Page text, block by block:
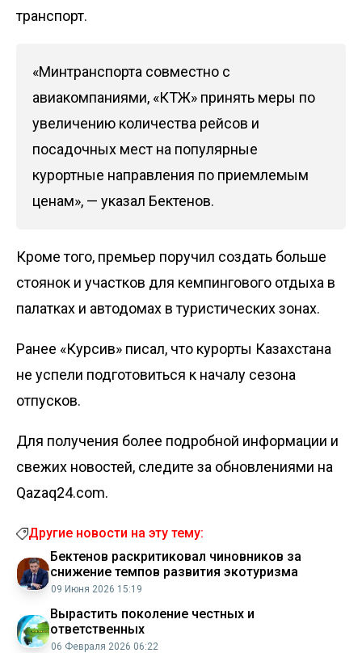
транспорт.
«Минтранспорта совместно с
авиакомпаниями, «КТЖ» принять меры по
увеличению количества рейсов и
посадочных мест на популярные
курортные направления по приемлемым
ценам», — указал Бектенов.
Кроме того, премьер поручил создать больше
стоянок и участков для кемпингового отдыха в
палатках и автодомах в туристических зонах.
Ранее «Курсив» писал, что курорты Казахстана
не успели подготовиться к началу сезона
отпусков.
Для получения более подробной информации и
свежих новостей, следите за обновлениями на
Qazaq24.com.
Другие новости на эту тему:
Бектенов раскритиковал чиновников за
снижение темпов развития экотуризма
09 Июня 2026 15:19
Вырастить поколение честных и
ответственных
06 Февраля 2026 06:22